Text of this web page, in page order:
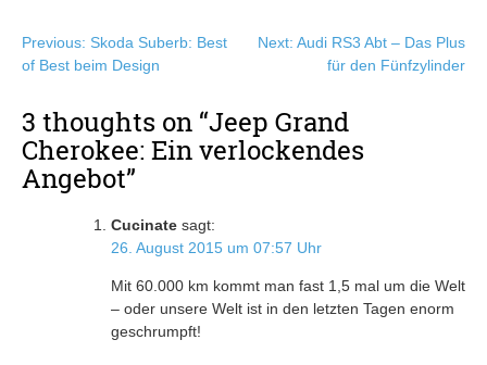
Beitragsnavigation
Previous: Skoda Suberb: Best
of Best beim Design
Next: Audi RS3 Abt – Das Plus
für den Fünfzylinder
3 thoughts on “Jeep Grand
Cherokee: Ein verlockendes
Angebot”
Cucinate sagt:
26. August 2015 um 07:57 Uhr
Mit 60.000 km kommt man fast 1,5 mal um die Welt
– oder unsere Welt ist in den letzten Tagen enorm
geschrumpft!